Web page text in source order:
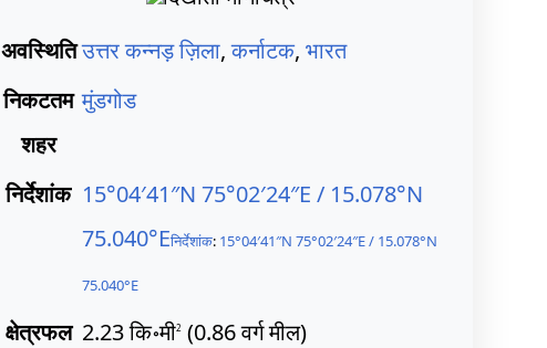
अवस्थितिउत्तर कन्नड़ ज़िला,कर्नाटक, भारत
निकटतम
शहर
मुंडगोड
निर्देशांक 15°04′41″N 75°02′24″E / 15.078°N
75.040°Eनिर्देशांक: 15°04′41″N 75°02′24″E/ 15.078°N
75.040°E
क्षेत्रफल 2.23 कि॰मी2(0.86 वर्ग मील)